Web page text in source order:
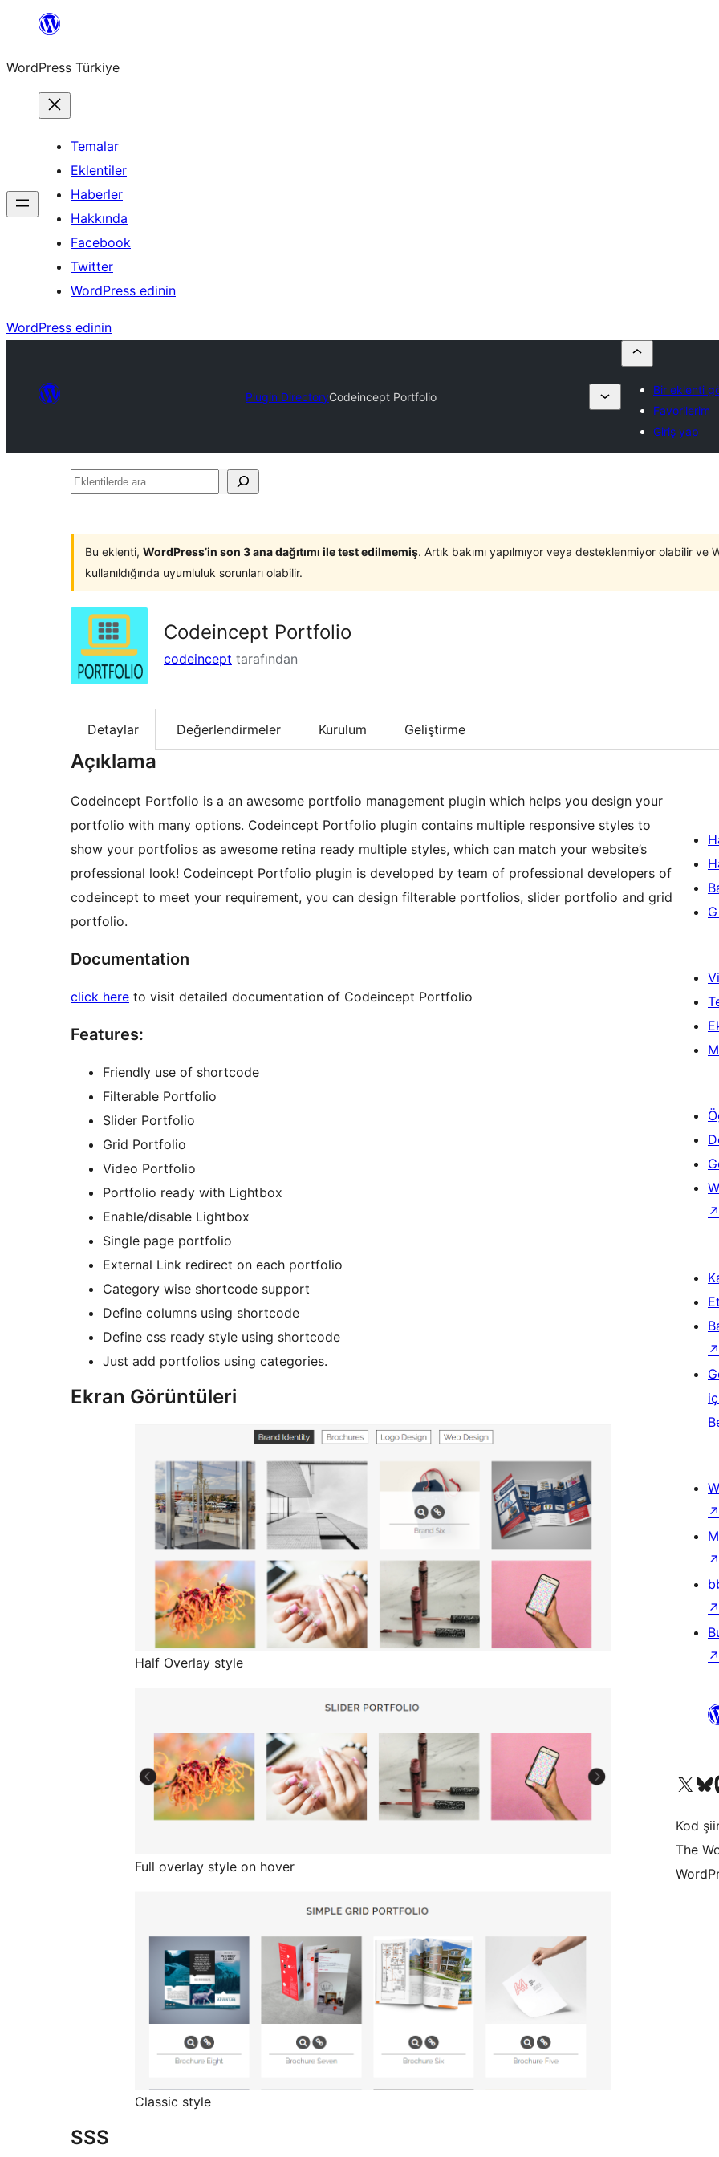
İçeriğe
WordPress Türkiye
Temalar
Eklentiler
Haberler
Hakkında
Facebook
Twitter
WordPress edinin
WordPress edinin
Plugin DirectoryCodeincept Portfolio
Bir eklenti
Favorilerim
Giriş yap
Eklentilerde
Bu eklenti, WordPress’in son 3 ana dağıtımı ile test edilmemiş. Artık bakımı yapılmıyor veya desteklenmiyor olabilir
kullanıldığında uyumluluk sorunları olabilir.
Codeincept Portfolio
codeincept tarafından
Detaylar Değerlendirmeler Kurulum Geliştirme
Açıklama
Codeincept Portfolio is a an awesome portfolio management plugin which helps you design your
portfolio with many options. Codeincept Portfolio plugin contains multiple responsive styles to
show your portfolios as awesome retina ready multiple styles, which can match your website’s
professional look! Codeincept Portfolio plugin is developed by team of professional developers of
codeincept to meet your requirement, you can design filterable portfolios, slider portfolio and grid
portfolio.
Documentation
click here to visit detailed documentation of Codeincept Portfolio
Features:
Friendly use of shortcode
Filterable Portfolio
Slider Portfolio
Grid Portfolio
Video Portfolio
Portfolio ready with Lightbox
Enable/disable Lightbox
Single page portfolio
External Link redirect on each portfolio
Category wise shortcode support
Define columns using shortcode
Define css ready style using shortcode
Just add portfolios using categories.
Ekran Görüntüleri
Half Overlay style
Full overlay style on hover
Classic style
SSS
↗
↗
↗
↗
↗
↗
X (eski Twitter)Bluesky
Kod
The